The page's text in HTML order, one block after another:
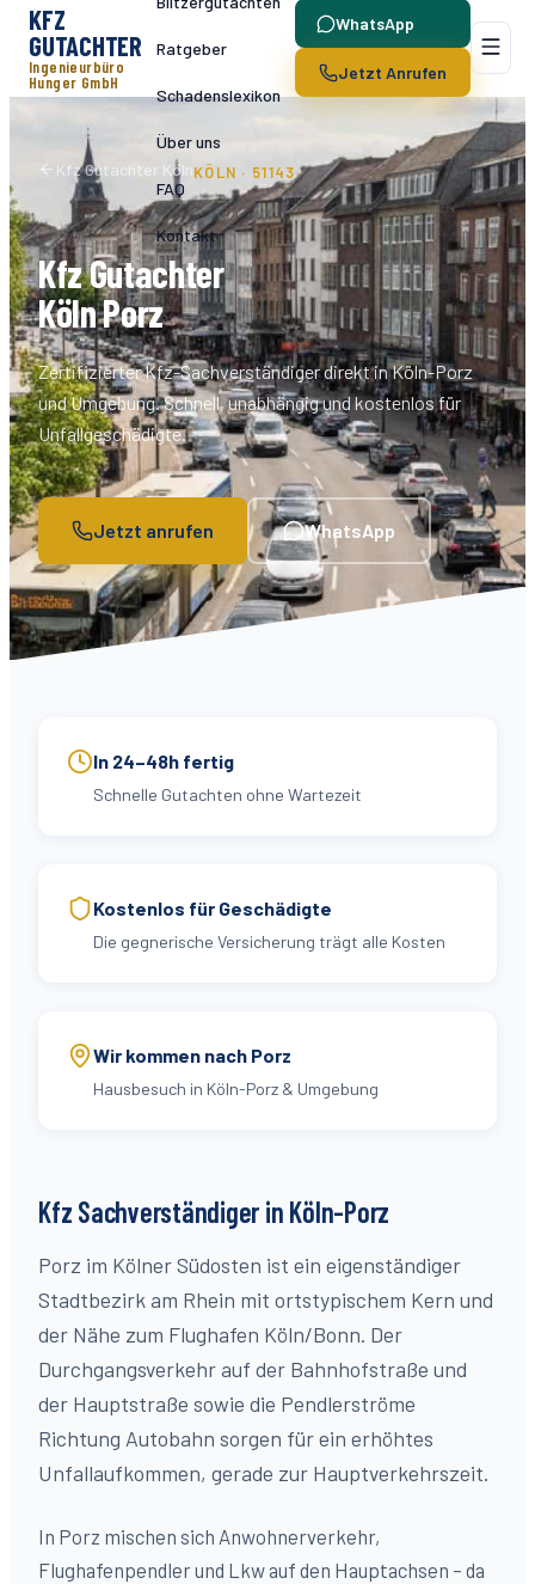
KFZ
GUTACHTER
Ingenieurbüro
Hunger GmbH
Ratgeber
Schadenslexikon
Über uns
FAQ
Kontakt
WhatsApp
Jetzt Anrufen
Kfz Gutachter KölnKÖLN · 51143
Kfz Gutachter
KölnPorz
Zertifizierter Kfz-Sachverständiger direkt in Köln-Porz
und Umgebung. Schnell, unabhängig und kostenlos für
Unfallgeschädigte.
Jetzt anrufen WhatsApp
In 24–48h fertig
Schnelle Gutachten ohne Wartezeit
Kostenlos für Geschädigte
Die gegnerische Versicherung trägt alle Kosten
Wir kommen nach Porz
Hausbesuch in Köln-Porz & Umgebung
Kfz Sachverständiger in Köln-Porz
Porz im Kölner Südosten ist ein eigenständiger
Stadtbezirk am Rhein mit ortstypischem Kern und
der Nähe zum Flughafen Köln/Bonn. Der
Durchgangsverkehr auf der Bahnhofstraße und
der Hauptstraße sowie die Pendlerströme
Richtung Autobahn sorgen für ein erhöhtes
Unfallaufkommen, gerade zur Hauptverkehrszeit.
In Porz mischen sich Anwohnerverkehr,
Flughafenpendler und Lkw auf den Hauptachsen – da